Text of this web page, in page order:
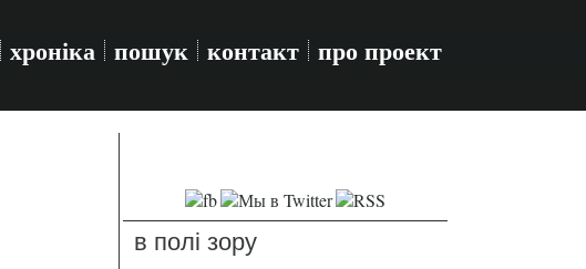
хроніка пошук контакт про проект
в полі зору